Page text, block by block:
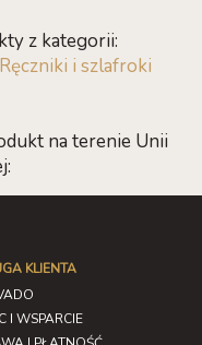
z kategorii:
i szlafroki
na terenie Unii
KLIENTA
I WSPARCIE